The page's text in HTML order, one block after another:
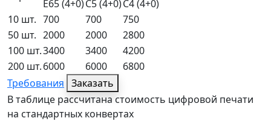
Е65 (4+0)С5 (4+0)С4 (4+0)
10 шт. 700 700
750
50 шт. 2000 2000
2800
100 шт.3400 3400
4200
200 шт.6000 6000
6800
Требования Заказать
В таблице рассчитана стоимость цифровой печати
на стандартных конвертах